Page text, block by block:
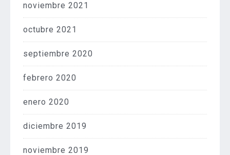
noviembre 2021
octubre 2021
septiembre 2020
febrero 2020
enero 2020
diciembre 2019
noviembre 2019